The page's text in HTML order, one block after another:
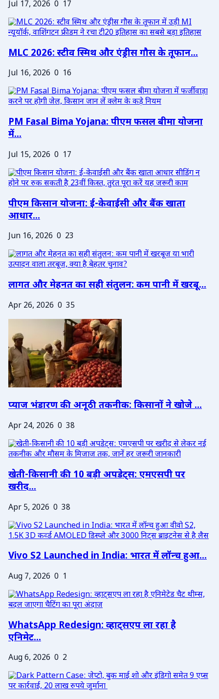
Jul 17, 2026 0 17
MLC 2026: स्टीव स्मिथ और एंड्रीस गौस के तूफान...
Jul 16, 2026 0 16
PM Fasal Bima Yojana: पीएम फसल बीमा योजना
में...
Jul 15, 2026 0 17
पीएम किसान योजना: ई-केवाईसी और बैंक खाता
आधार...
Jun 16, 2026 0 23
लागत और मेहनत का सही संतुलन: कम पानी में खरबू...
Apr 26, 2026 0 35
प्याज भंडारण की अनूठी तकनीक: किसानों ने खोजे ...
Apr 24, 2026 0 38
खेती-किसानी की 10 बड़ी अपडेट्स: एमएसपी पर
खरीद...
Apr 5, 2026 0 38
Vivo S2 Launched in India: भारत में लॉन्च हुआ...
Aug 7, 2026 0 1
WhatsApp Redesign: व्हाट्सएप ला रहा है
एनिमेट...
Aug 6, 2026 0 2